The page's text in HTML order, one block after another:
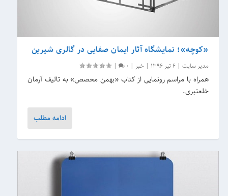
«کوچه»؛ نمایشگاه آثار ایمان صفایی در گالری شیرین
مدیر سایت |6 تیر 1396 | خبر |
0
|
همراه با مراسم رونمایی از کتاب «بهمن محصص» به تالیف آرمان
خلعتبری.
ادامه مطلب